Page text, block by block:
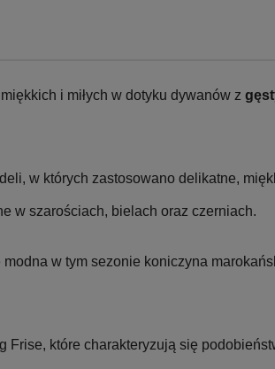
i miłych w dotyku dywanów z
w których zastosowano delikatne,
w szarościach, bielach oraz czerniach.
w tym sezonie koniczyna
które charakteryzują się